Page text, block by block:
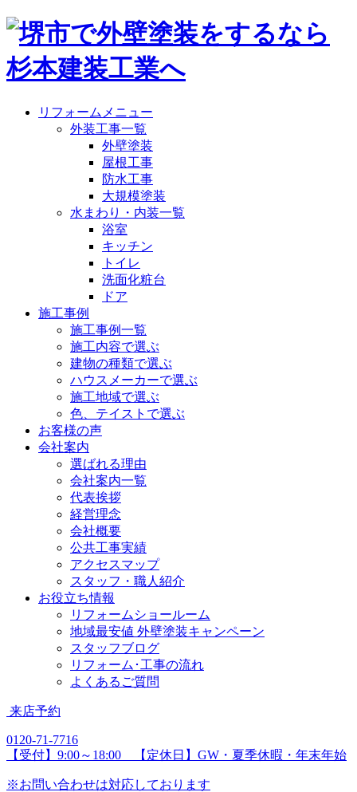
リフォームメニュー
外装工事一覧
外壁塗装
屋根工事
防水工事
大規模塗装
水まわり・内装一覧
浴室
キッチン
トイレ
洗面化粧台
ドア
施工事例
施工事例一覧
施工内容で選ぶ
建物の種類で選ぶ
ハウスメーカーで選ぶ
施工地域で選ぶ
色、テイストで選ぶ
お客様の声
会社案内
選ばれる理由
会社案内一覧
代表挨拶
経営理念
会社概要
公共工事実績
アクセスマップ
スタッフ・職人紹介
お役立ち情報
リフォームショールーム
地域最安値 外壁塗装キャンペーン
スタッフブログ
リフォーム･工事の流れ
よくあるご質問
来店予約
0120-71-7716
【受付】9:00～18:00 【定休日】GW・夏季休暇・年末年始
※お問い合わせは対応しております